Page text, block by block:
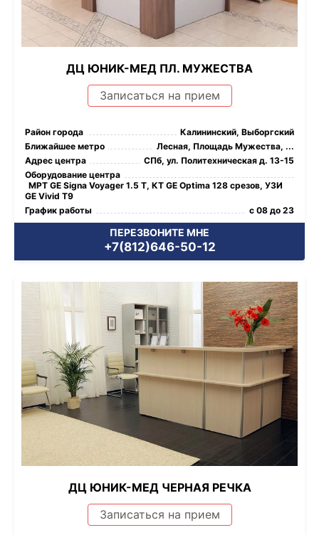
ДЦ ЮНИК-МЕД ПЛ. МУЖЕСТВА
Записаться на прием
Район города
Калининский, Выборгский
Ближайшее метро
Лесная, Площадь Мужества, ...
Адрес центра
СПб, ул. Политехническая д. 13-15
Оборудование центра
МРТ GE Signa Voyager 1.5 Т, КТ GE Optima 128 срезов, УЗИ
GE Vivid T9
График работы
с 08 до 23
ПЕРЕЗВОНИТЕ МНЕ
+7(812)646-50-12
ДЦ ЮНИК-МЕД ЧЕРНАЯ РЕЧКА
Записаться на прием